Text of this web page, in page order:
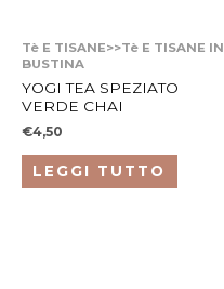
Tè E TISANE>>Tè E TISANE IN
BUSTINA
YOGI TEA SPEZIATO
VERDE CHAI
€4,50
LEGGI TUTTO